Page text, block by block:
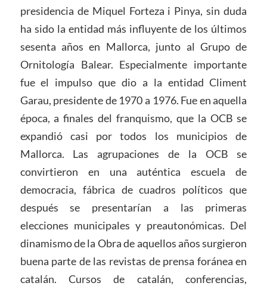
presidencia de Miquel Forteza i Pinya, sin duda
ha sido la entidad más influyente de los últimos
sesenta años en Mallorca, junto al Grupo de
Ornitología Balear. Especialmente importante
fue el impulso que dio a la entidad Climent
Garau, presidente de 1970 a 1976. Fue en aquella
época, a finales del franquismo, que la OCB se
expandió casi por todos los municipios de
Mallorca. Las agrupaciones de la OCB se
convirtieron en una auténtica escuela de
democracia, fábrica de cuadros políticos que
después se presentarían a las primeras
elecciones municipales y preautonómicas. Del
dinamismo de la Obra de aquellos años surgieron
buena parte de las revistas de prensa foránea en
catalán. Cursos de catalán, conferencias,